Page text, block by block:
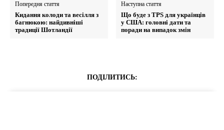
Попередня стаття
Кидання колоди та весілля з
багнюкою: найдивніші
традиції Шотландії
Наступна стаття
Що буде з TPS для українців
у США: головні дати та
поради на випадок змін
ПОДІЛИТИСЬ: